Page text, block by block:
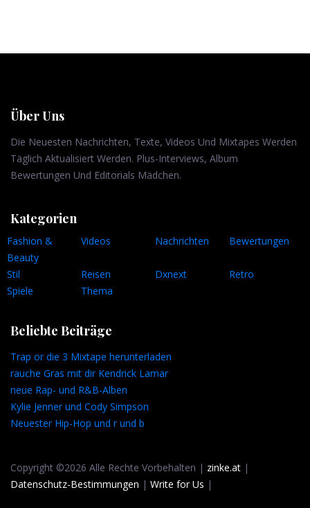
Über Uns
Die Neuesten Nachrichten, Texte, Videos Und Mixtapes Werden
Täglich Aktualisiert Werden. Plus-Interviews, Album
Bewertungen Und Editorials Mädchen.
Kategorien
Fashion &
Beauty
Videos Nachrichten Bewertungen
Stil Reisen Dxnext
Retro
Spiele
Thema
Beliebte Beiträge
Trap or die 3 Mixtape herunterladen
rauche Gras mit dir Kendrick Lamar
neue Rap- und R&B-Alben
Kylie Jenner und Cody Simpson
Neuester Hip-Hop und r und b
Copyright ©2026 Alle Rechte Vorbehalten | zinke.at |
Datenschutz-Bestimmungen | Write for Us |